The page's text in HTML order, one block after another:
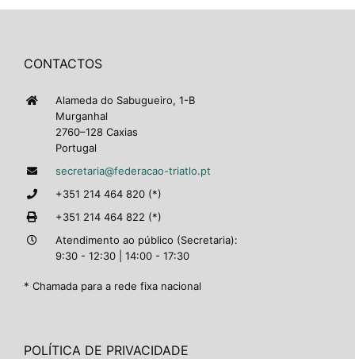
CONTACTOS
Alameda do Sabugueiro, 1-B
Murganhal
2760–128 Caxias
Portugal
secretaria@federacao-triatlo.pt
+351 214 464 820 (*)
+351 214 464 822 (*)
Atendimento ao público (Secretaria):
9:30 - 12:30 | 14:00 - 17:30
* Chamada para a rede fixa nacional
POLÍTICA DE PRIVACIDADE